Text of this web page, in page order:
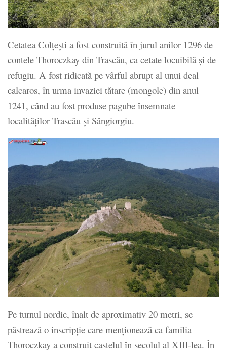
Cetatea Colţeşti a fost construită în jurul anilor 1296 de
contele Thoroczkay din Trascău, ca cetate locuibilă şi de
refugiu. A fost ridicată pe vârful abrupt al unui deal
calcaros, în urma invaziei tătare (mongole) din anul
1241, când au fost produse pagube însemnate
localităţilor Trascău şi Sângiorgiu.
Pe turnul nordic, înalt de aproximativ 20 metri, se
păstrează o inscripţie care menţionează ca familia
Thoroczkay a construit castelul în secolul al XIII-lea. În